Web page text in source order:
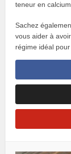
teneur en
Sachez
vous aider à
régime idéal